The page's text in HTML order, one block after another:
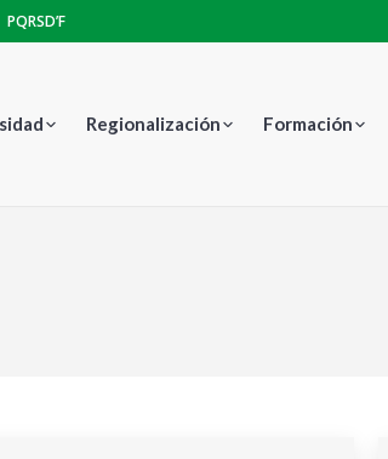
PQRSD’F
Regionalización Formación